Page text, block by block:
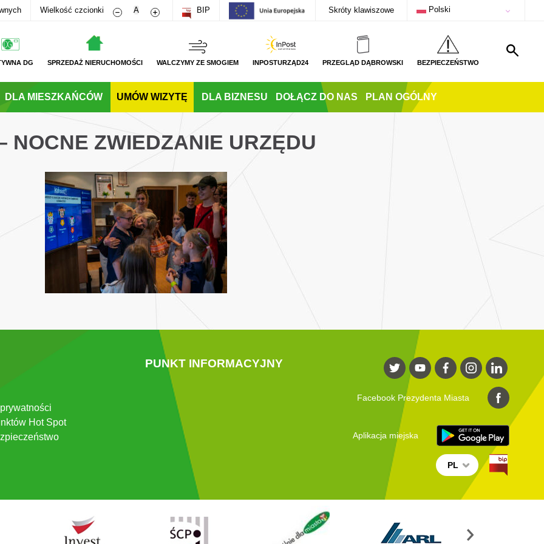
Wielkość czcionki Zmniejsz rozmiar czcionki
A Zwiększ rozmiar czcionki
BIP Skróty klawiszowe Polski
DG SPRZEDAŻ NIERUCHOMOŚCI WALCZYMY ZE SMOGIEM INPOSTURZĄD24 PRZEGLĄD DĄBROWSKI BEZPIECZEŃSTWO
DLA MIESZKAŃCÓW UMÓW WIZYTĘ DLA BIZNESU DOŁĄCZ DO NAS PLAN OGÓLNY
NOCNE ZWIEDZANIE URZĘDU
Hot Spot
PUNKT INFORMACYJNY
Facebook Prezydenta Miasta
Aplikacja miejska
PL